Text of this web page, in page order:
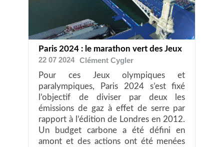
Paris 2024 : le marathon vert des Jeux
22 07 2024 ClémentCygler
Pour ces Jeux olympiques et
paralympiques, Paris 2024 s’est fixé
l’objectif de diviser par deux les
émissions de gaz à effet de serre par
rapport à l’édition de Londres en 2012.
Un budget carbone a été défini en
amont et des actions ont été menées